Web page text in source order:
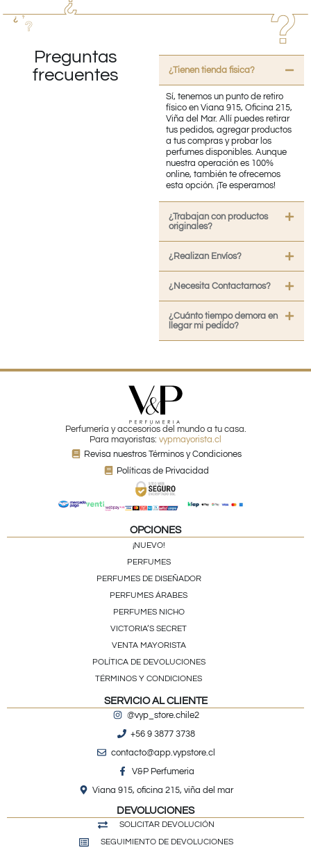
Preguntas
frecuentes
¿Tienen tienda fisica?
Sí, tenemos un punto de retiro
físico en Viana 915, Oficina 215,
Viña del Mar. Allí puedes retirar
tus pedidos, agregar productos
a tus compras y probar los
perfumes disponibles. Aunque
nuestra operación es 100%
online, también te ofrecemos
esta opción. ¡Te esperamos!
¿Trabajan con productos
originales?
¿Realizan Envíos?
¿Necesita Contactarnos?
¿Cuánto tiempo demora en
llegar mi pedido?
Perfumería y accesorios del mundo a tu casa.
Para mayoristas: vypmayorista.cl
Revisa nuestros Términos y Condiciones
Políticas de Privacidad
OPCIONES
¡NUEVO!
PERFUMES
PERFUMES DE DISEÑADOR
PERFUMES ÁRABES
PERFUMES NICHO
VICTORIA’S SECRET
VENTA MAYORISTA
POLÍTICA DE DEVOLUCIONES
TÉRMINOS Y CONDICIONES
SERVICIO AL CLIENTE
@vyp_store.chile2
+56 9 3877 3738
contacto@app.vypstore.cl
V&P Perfumeria
Viana 915, oficina 215, viña del mar
DEVOLUCIONES
SOLICITAR DEVOLUCIÓN
SEGUIMIENTO DE DEVOLUCIONES